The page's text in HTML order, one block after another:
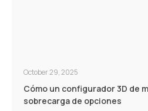
October 29, 2025
Cómo un configurador 3D de
sobrecarga de opciones